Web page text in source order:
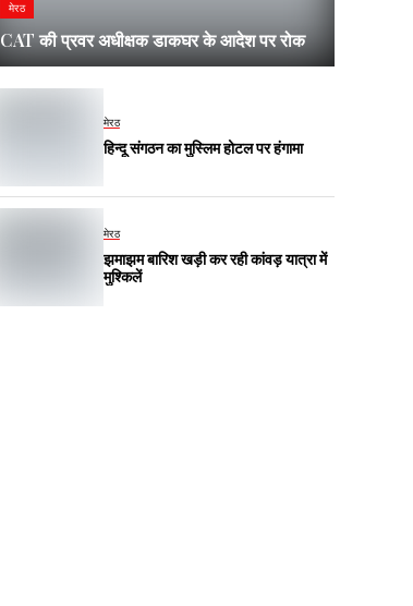
मेरठ
CAT की प्रवर अधीक्षक डाकघर के आदेश पर रोक
मेरठ
हिन्दू संगठन का मुस्लिम होटल पर हंगामा
मेरठ
झमाझम बारिश खड़ी कर रही कांवड़ यात्रा में
मुश्किलें